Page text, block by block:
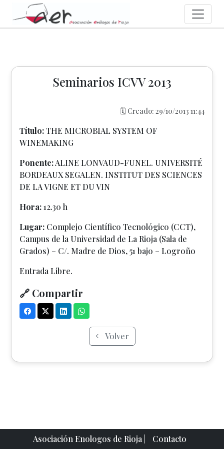
Seminarios ICVV 2013
🗓️ Creado: 29/10/2013 11:44
Título:THE MICROBIAL SYSTEM OF
WINEMAKING
Ponente:ALINE LONVAUD-FUNEL. UNIVERSITÉ
BORDEAUX SEGALEN. INSTITUT DES SCIENCES
DE LA VIGNE ET DU VIN
Hora:12.30 h
Lugar: Complejo Científico Tecnológico (CCT),
Campus de la Universidad de La Rioja (Sala de
Grados) – C/. Madre de Dios, 51 bajo – Logroño
Entrada Libre.
🔗 Compartir
Volver
Asociación Enologos de Rioja | Contacto